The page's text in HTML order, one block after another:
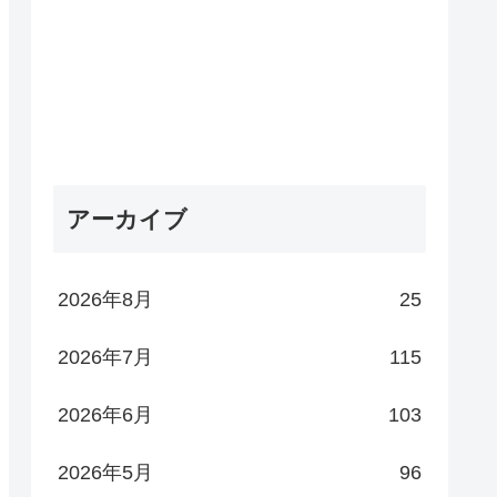
アーカイブ
2026年8月 25
2026年7月 115
2026年6月 103
2026年5月 96